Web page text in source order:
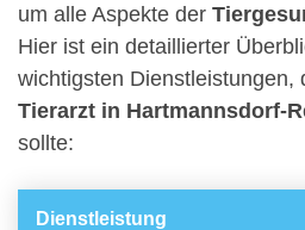
um alle Aspekte der
Hier ist ein detaillierter
wichtigsten Dienstleistungen,
Tierarzt in Hartmannsdorf-
sollte:
Dienstleistung